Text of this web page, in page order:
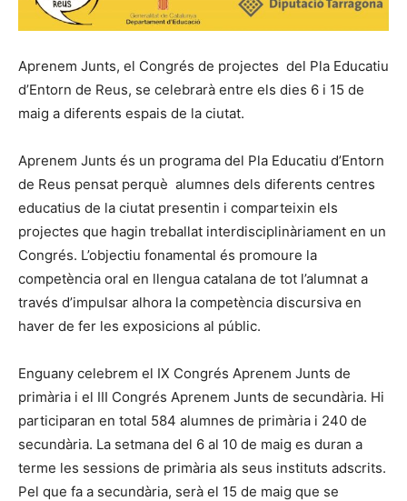
Aprenem Junts, el Congrés de projectes del Pla Educatiu
d’Entorn de Reus, se celebrarà entre els dies 6 i 15 de
maig a diferents espais de la ciutat.
Aprenem Junts és un programa del Pla Educatiu d’Entorn
de Reus pensat perquè alumnes dels diferents centres
educatius de la ciutat presentin i comparteixin els
projectes que hagin treballat interdisciplinàriament en un
Congrés. L’objectiu fonamental és promoure la
competència oral en llengua catalana de tot l’alumnat a
través d’impulsar alhora la competència discursiva en
haver de fer les exposicions al públic.
Enguany celebrem el IX Congrés Aprenem Junts de
primària i el III Congrés Aprenem Junts de secundària. Hi
participaran en total 584 alumnes de primària i 240 de
secundària. La setmana del 6 al 10 de maig es duran a
terme les sessions de primària als seus instituts adscrits.
Pel que fa a secundària, serà el 15 de maig que se